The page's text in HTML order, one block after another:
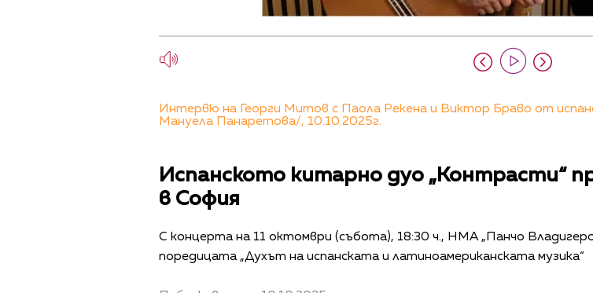
Интервю на Георги Митов с Паола Рекена и Виктор Браво от
Мануела Панаретова/, 10.10.2025г.
Испанското китарно дуо „Контрасти“
в София
С концерта на 11 октомври (събота), 18:30 ч., НМА „Панчо
поредицата „Духът на испанската и латиноамериканската музика“